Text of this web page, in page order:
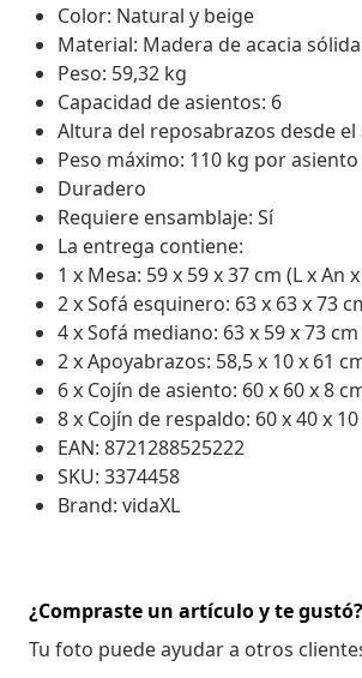
Color: Natural y beige
Material: Madera de acacia sólida
Peso: 59,32 kg
Capacidad de asientos: 6
Altura del reposabrazos desde el
Peso máximo: 110 kg por asiento
Duradero
Requiere ensamblaje: Sí
La entrega contiene:
1 x Mesa: 59 x 59 x 37 cm (L x An
2 x Sofá esquinero: 63 x 63 x 73
4 x Sofá mediano: 63 x 59 x 73 cm
2 x Apoyabrazos: 58,5 x 10 x 61
6 x Cojín de asiento: 60 x 60 x 8
8 x Cojín de respaldo: 60 x 40 x 10
EAN: 8721288525222
SKU: 3374458
Brand: vidaXL
¿Compraste un artículo y te
Tu foto puede ayudar a otros